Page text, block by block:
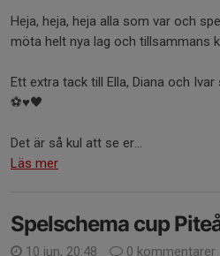
Heja, heja, heja alla som var och
möta helt nya lag och tillsammans
Ett extra tack till Ella, Diana och
⚽️♥️🖤
Det är så kul att se er...
Läs mer
Spelschema cup
10 jun, 20:48 0 kommentarer